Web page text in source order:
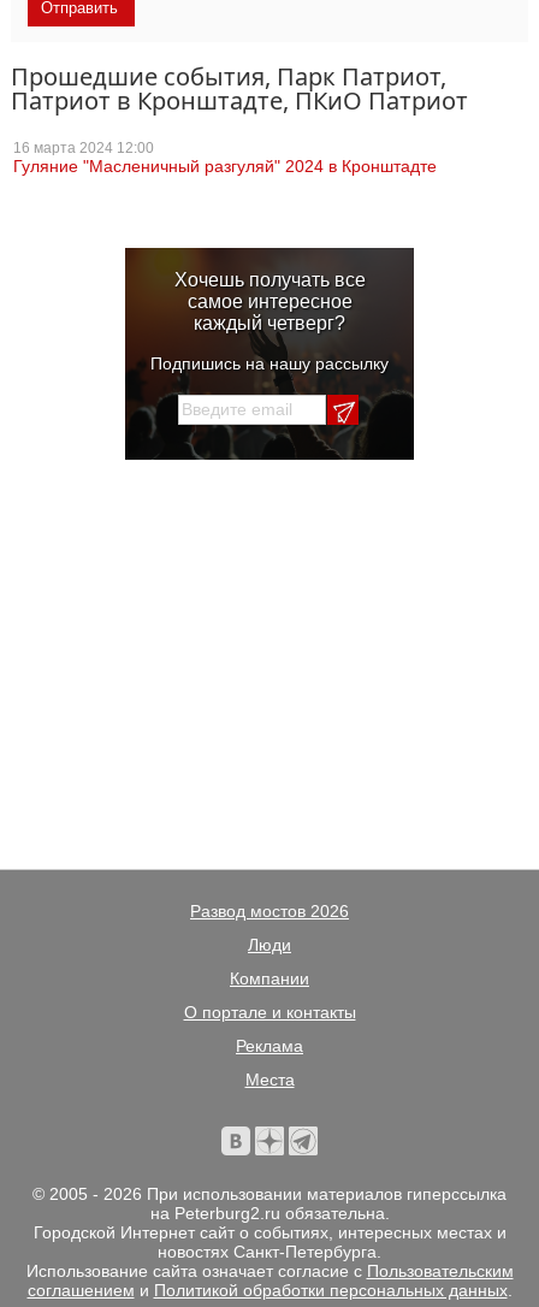
Прошедшие события, Парк Патриот,
Патриот в Кронштадте, ПКиО Патриот
16 марта 2024 12:00
Гуляние "Масленичный разгуляй" 2024 в Кронштадте
Хочешь получать все
самое интересное
каждый четверг?
Подпишись на нашу рассылку
Развод мостов 2026
Люди
Компании
О портале и контакты
Реклама
Места
© 2005 - 2026 При использовании материалов гиперссылка
на Peterburg2.ru обязательна.
Городской Интернет сайт о событиях, интересных местах и
новостях Санкт-Петербурга.
Использование сайта означает согласие с Пользовательским
соглашением и Политикой обработки персональных данных.